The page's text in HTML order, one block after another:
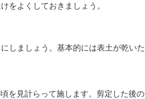
をよくしておきましょう。
しましょう。基本的には表土が乾いた
を見計らって施します。剪定した後の